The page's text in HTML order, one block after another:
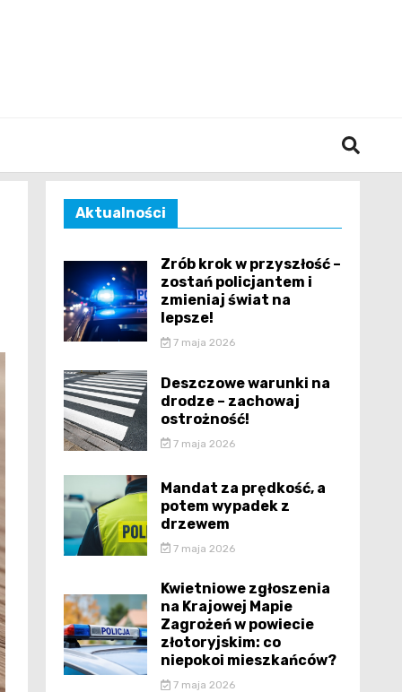
Aktualności
Zrób krok w przyszłość –
zostań policjantem i
zmieniaj świat na
lepsze!
7 maja 2026
Deszczowe warunki na
drodze – zachowaj
ostrożność!
7 maja 2026
Mandat za prędkość, a
potem wypadek z
drzewem
7 maja 2026
Kwietniowe zgłoszenia
na Krajowej Mapie
Zagrożeń w powiecie
złotoryjskim: co
niepokoi mieszkańców?
7 maja 2026